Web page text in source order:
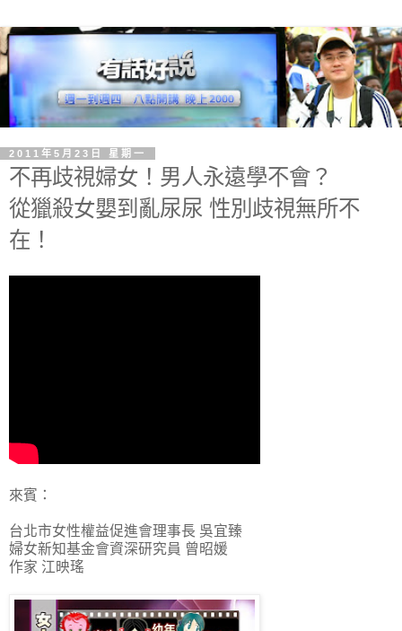
2011年5月23日 星期一
不再歧視婦女！男人永遠學不會？
從獵殺女嬰到亂尿尿 性別歧視無所不
在！
來賓：
台北市女性權益促進會理事長 吳宜臻
婦女新知基金會資深研究員 曾昭媛
作家 江映瑤